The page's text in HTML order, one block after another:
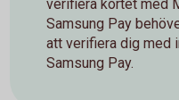
verifiera kortet med
Samsung Pay
att verifiera dig med
Samsung Pay.